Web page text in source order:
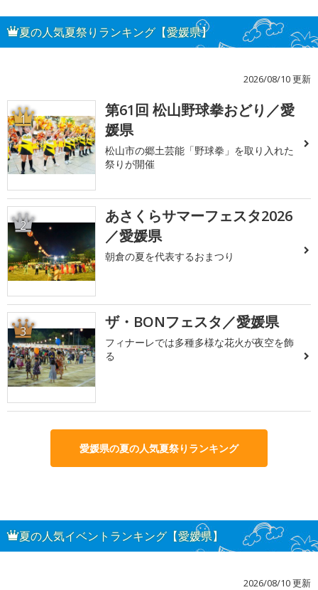
夏の人気夏祭りランキング【愛媛県】
2026/08/10 更新
1
第61回 松山野球拳おどり／愛
媛県
松山市の郷土芸能「野球拳」を取り入れた
祭りが開催
2
あさくらサマーフェスタ2026
／愛媛県
朝倉の夏を代表するおまつり
3 ザ・BONフェスタ／愛媛県
フィナーレでは多種多様な花火が夜空を飾
る
愛媛県の夏の人気夏祭りランキング
夏の人気イベントランキング【愛媛県】
2026/08/10 更新